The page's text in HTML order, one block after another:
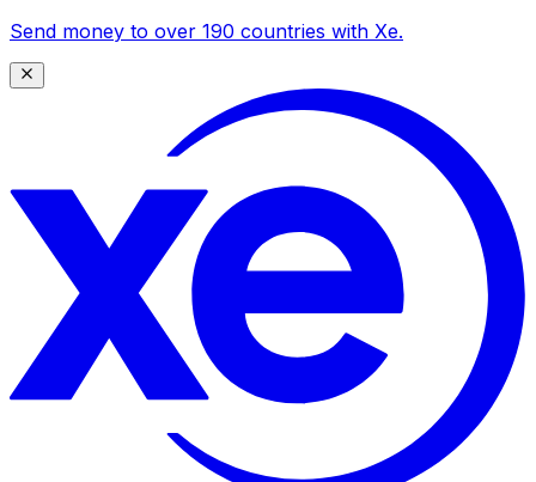
Send money to over 190 countries with Xe.